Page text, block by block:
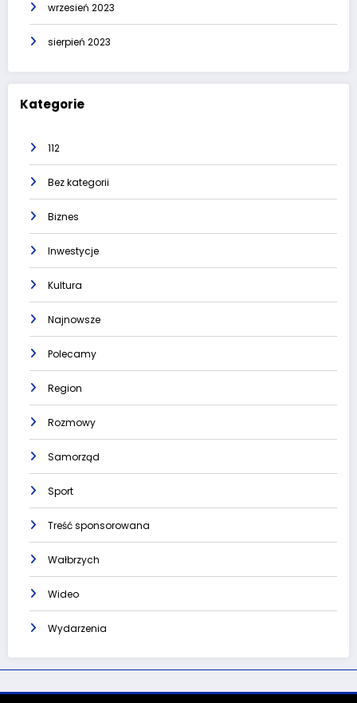
wrzesień 2023
sierpień 2023
Kategorie
112
Bez kategorii
Biznes
Inwestycje
Kultura
Najnowsze
Polecamy
Region
Rozmowy
Samorząd
Sport
Treść sponsorowana
Wałbrzych
Wideo
Wydarzenia